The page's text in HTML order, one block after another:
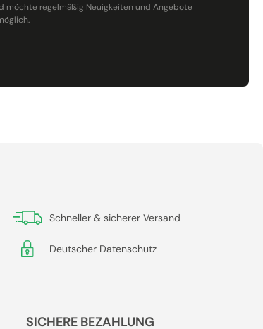
möchte regelmäßig Neuigkeiten und Angebote
Schneller & sicherer Versand
Deutscher Datenschutz
SICHERE BEZAHLUNG